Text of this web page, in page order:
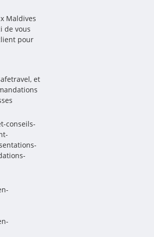
Maldives
de vous
pour
et
conseils-